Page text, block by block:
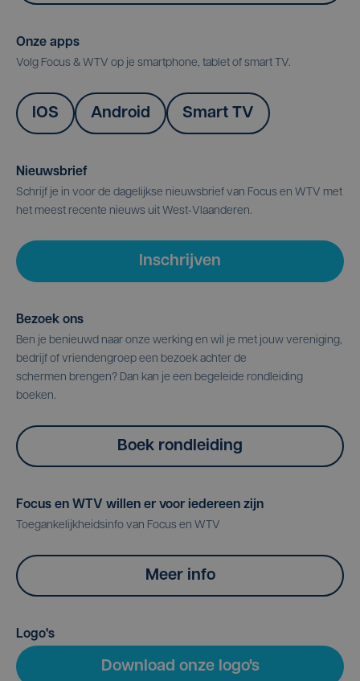
Onze apps
Volg Focus & WTV op je smartphone, tablet of smart TV.
IOS Android Smart TV
Nieuwsbrief
Schrijf je in voor de dagelijkse nieuwsbrief van Focus en WTV met
het meest recente nieuws uit West-Vlaanderen.
Inschrijven
Bezoek ons
Ben je benieuwd naar onze werking en wil je met jouw vereniging,
bedrijf of vriendengroep een bezoek achter de
schermen brengen? Dan kan je een begeleide rondleiding
boeken.
Boek rondleiding
Focus en WTV willen er voor iedereen zijn
Toegankelijkheidsinfo van Focus en WTV
Meer info
Logo's
Download onze logo's